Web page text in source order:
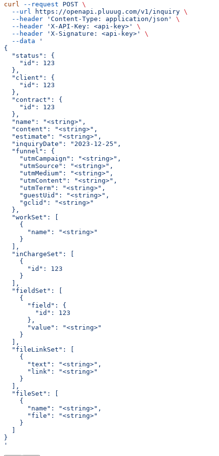
curl --request POST \
  --url
https://openapi.pluuug.com/v1/inquiry \
  --header
'Content-Type: application/json'
\
  --header
'X-API-Key: <api-key>'
\
  --header
'X-Signature: <api-key>'
\
  --data
'
{
  "status": {
    "id": 123
  },
  "client": {
    "id": 123
  },
  "contract": {
    "id": 123
  },
  "name": "<string>",
  "content": "<string>",
  "estimate": "<string>",
  "inquiryDate": "2023-12-25",
  "funnel": {
    "utmCampaign": "<string>",
    "utmSource": "<string>",
    "utmMedium": "<string>",
    "utmContent": "<string>",
    "utmTerm": "<string>",
    "guestUid": "<string>",
    "gclid": "<string>"
  },
  "workSet": [
    {
      "name": "<string>"
    }
  ],
  "inChargeSet": [
    {
      "id": 123
    }
  ],
  "fieldSet": [
    {
      "field": {
        "id": 123
      },
      "value": "<string>"
    }
  ],
  "fileLinkSet": [
    {
      "text": "<string>",
      "link": "<string>"
    }
  ],
  "fileSet": [
    {
      "name": "<string>",
      "file": "<string>"
    }
}
'